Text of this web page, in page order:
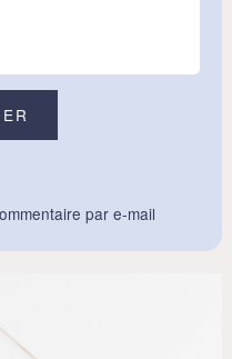
par e-mail